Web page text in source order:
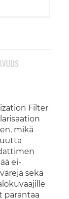
Filter
mikä
ei-
sekä
parantaa